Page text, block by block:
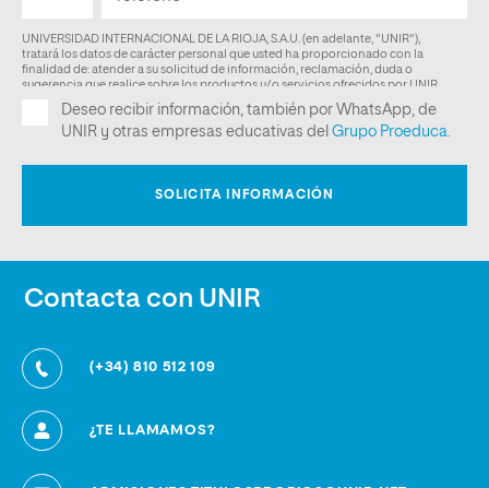
Contacta con UNIR
(+34) 810 512 109
¿TE LLAMAMOS?